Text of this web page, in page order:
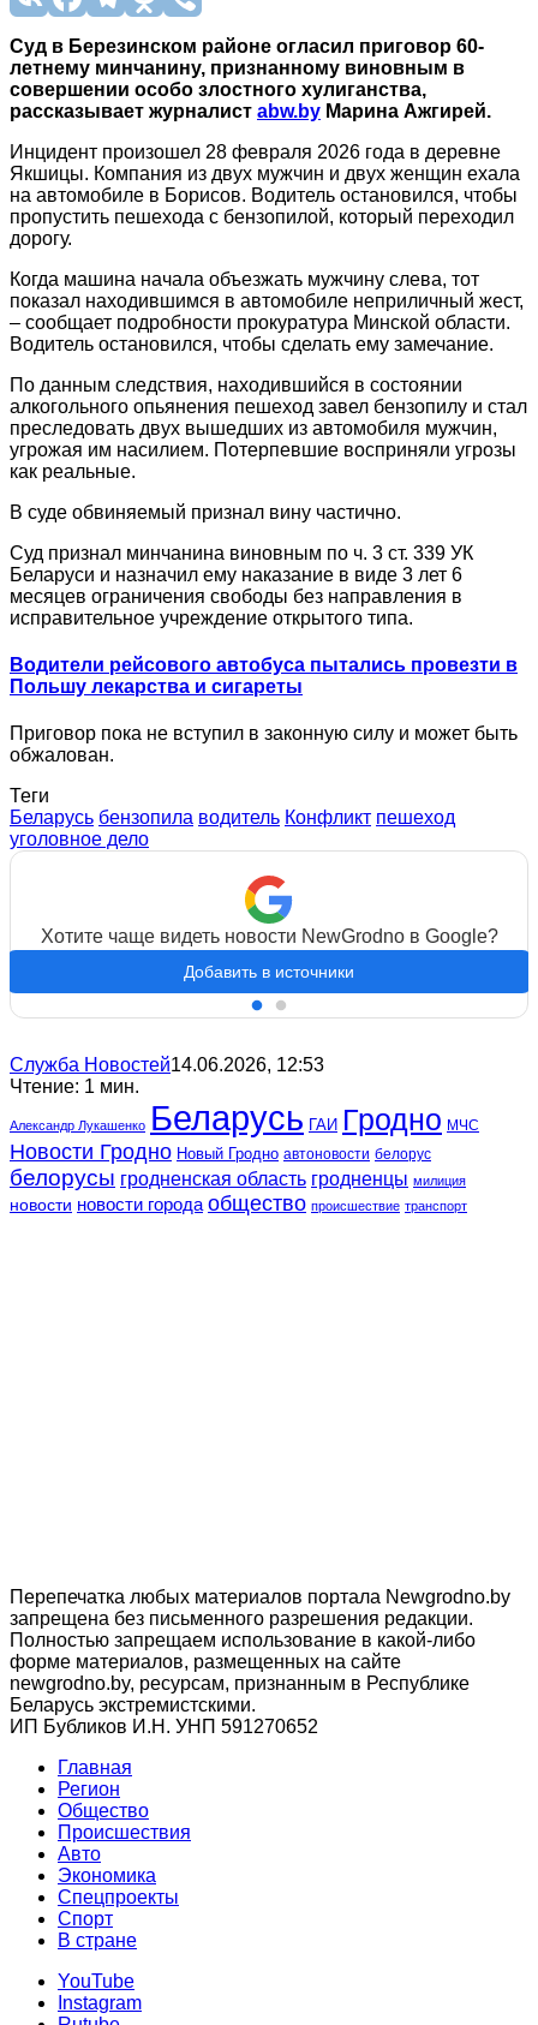
Суд в Березинском районе огласил приговор 60-
летнему минчанину, признанному виновным в
совершении особо злостного хулиганства,
рассказывает журналист abw.by Марина Ажгирей.
Инцидент произошел 28 февраля 2026 года в деревне
Якшицы. Компания из двух мужчин и двух женщин ехала
на автомобиле в Борисов. Водитель остановился, чтобы
пропустить пешехода с бензопилой, который переходил
дорогу.
Когда машина начала объезжать мужчину слева, тот
показал находившимся в автомобиле неприличный жест,
– сообщает подробности прокуратура Минской области.
Водитель остановился, чтобы сделать ему замечание.
По данным следствия, находившийся в состоянии
алкогольного опьянения пешеход завел бензопилу и стал
преследовать двух вышедших из автомобиля мужчин,
угрожая им насилием. Потерпевшие восприняли угрозы
как реальные.
В суде обвиняемый признал вину частично.
Суд признал минчанина виновным по ч. 3 ст. 339 УК
Беларуси и назначил ему наказание в виде 3 лет 6
месяцев ограничения свободы без направления в
исправительное учреждение открытого типа.
Водители рейсового автобуса пытались провезти в
Польшу лекарства и сигареты
Приговор пока не вступил в законную силу и может быть
обжалован.
Теги
Беларусь бензопила водитель Конфликт пешеход
уголовное дело
Хотите чаще видеть новости NewGrodno в Google?
Добавить в источники
Служба Новостей14.06.2026, 12:53
Чтение: 1 мин.
Александр Лукашенко Беларусь ГАИ Гродно МЧС
Новости Гродно Новый Гродно автоновости белорус
белорусы гродненская область гродненцы милиция
новости новости города общество происшествие транспорт
Перепечатка любых материалов портала Newgrodno.by
запрещена без письменного разрешения редакции.
Полностью запрещаем использование в какой-либо
форме материалов, размещенных на сайте
newgrodno.by, ресурсам, признанным в Республике
Беларусь экстремистскими.
ИП Бубликов И.Н. УНП 591270652
Главная
Регион
Общество
Происшествия
Авто
Экономика
Спецпроекты
Cпорт
В стране
YouTube
Instagram